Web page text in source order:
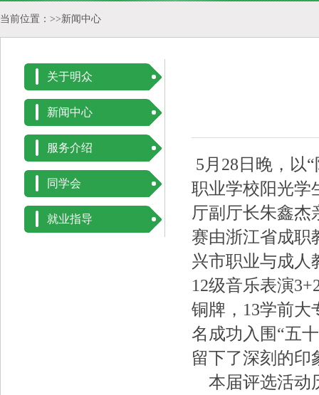
当前位置：>>新闻中心
关于明众
新闻中心
服务介绍
同学会
就业指导
5月28日晚，以
职业学校阳光学
厅副厅长朱鑫杰
赛由浙江省成职
兴市职业与成人
12级音乐表演
铜牌，13学前大
名成功入围“五
留下了深刻的印
本届评选活动